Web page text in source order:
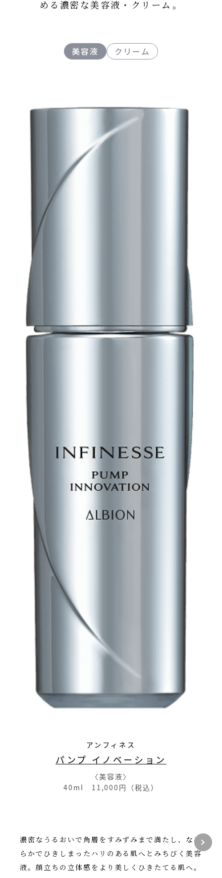
める濃密な美容液・クリーム。
美容液 クリーム
アンフィネス
パンプ イノベーション
〈美容液〉
40ml 11,000円（税込）
濃密なうるおいで角層をすみずみまで満たし、なめ
らかでひきしまったハリのある肌へとみちびく美容
液。顔立ちの立体感をより美しくひきたてる肌へ。